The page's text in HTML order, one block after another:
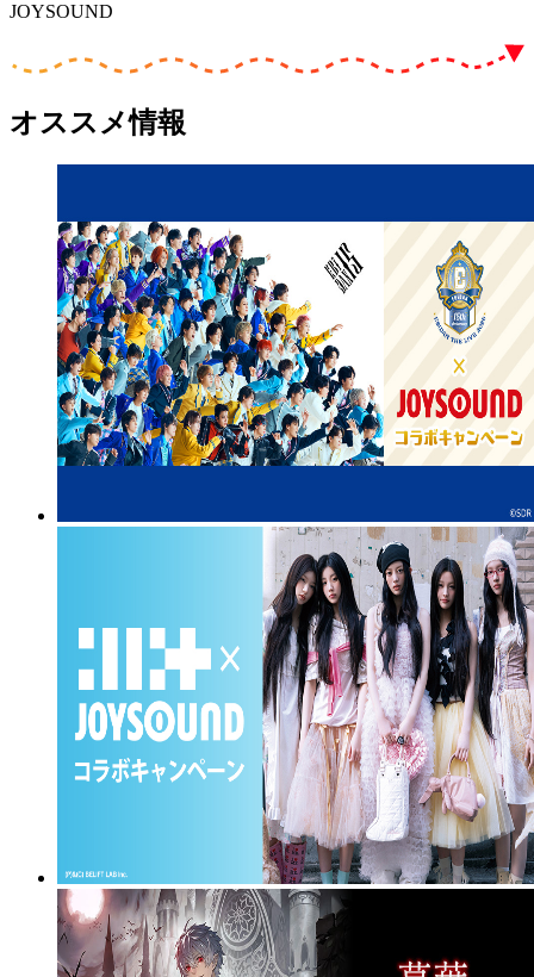
JOYSOUND
オススメ情報